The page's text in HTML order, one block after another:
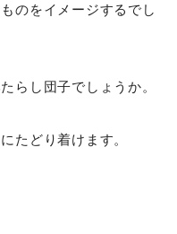
のをイメージするでし
らし団子でしょうか。
たどり着けます。